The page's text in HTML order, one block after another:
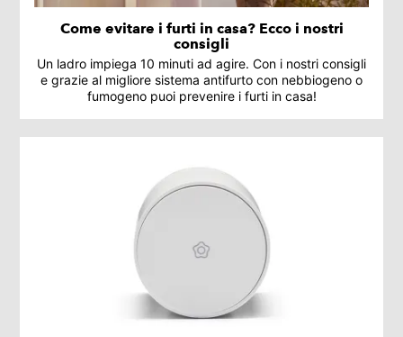
Come evitare i furti in casa? Ecco i nostri
consigli
Un ladro impiega 10 minuti ad agire. Con i nostri consigli
e grazie al migliore sistema antifurto con nebbiogeno o
fumogeno puoi prevenire i furti in casa!